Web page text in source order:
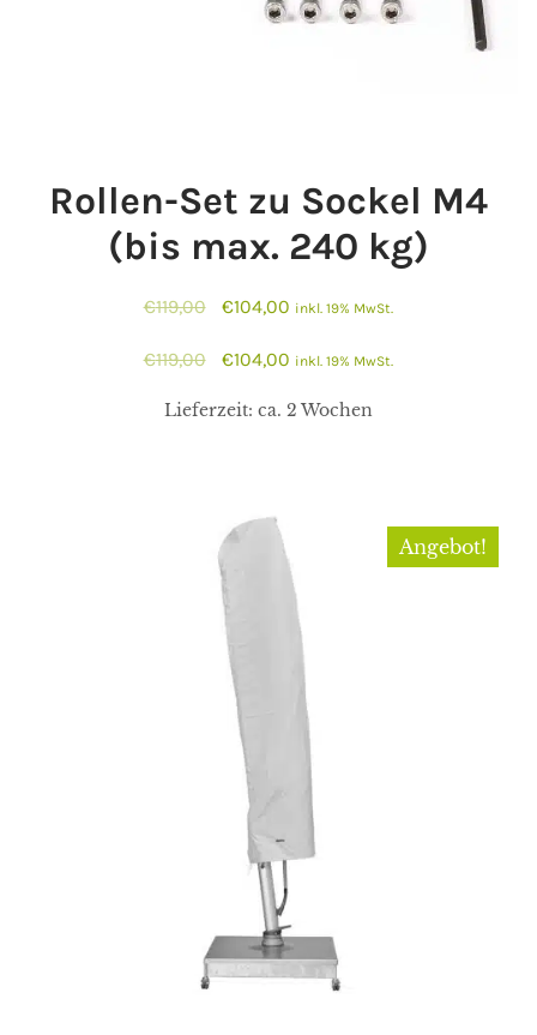
Rollen-Set zu Sockel M4
(bis max. 240 kg)
€119,00
Ursprünglicher
war:
€119,00
€104,00 Aktueller
ist:
€104,00.
inkl. 19% MwSt.
€119,00
Ursprünglicher
€104,00 Aktueller
inkl. 19% MwSt.
Lieferzeit: ca. 2 Wochen
Angebot!